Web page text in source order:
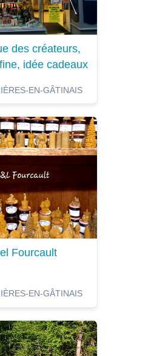
des créateurs,
idée cadeaux
EN-GÂTINAIS
Fourcault
EN-GÂTINAIS